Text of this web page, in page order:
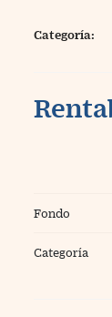
Categoría:
Fondo
Categoría